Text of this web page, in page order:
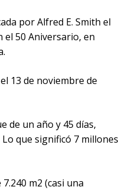
por Alfred E. Smith el
el 50 Aniversario, en
13 de noviembre de
de un año y 45 días,
que significó 7 millones
m2 (casi una